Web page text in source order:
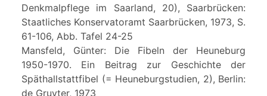
Denkmalpflege im Saarland, 20), Saarbrücken:
Staatliches Konservatoramt Saarbrücken, 1973, S.
61-106, Abb. Tafel 24-25
Mansfeld, Günter: Die Fibeln der Heuneburg
1950-1970. Ein Beitrag zur Geschichte der
Späthallstattfibel (= Heuneburgstudien, 2), Berlin:
de Gruyter, 1973